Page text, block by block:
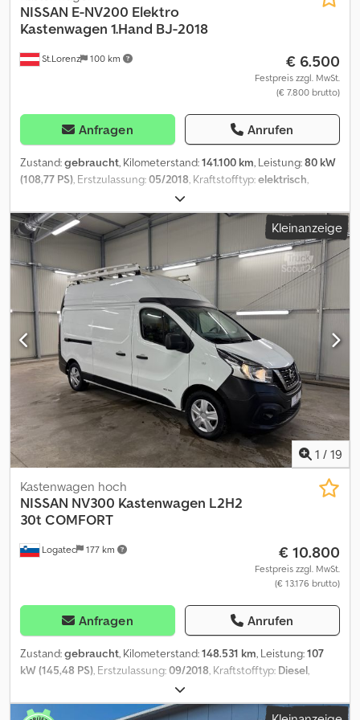
St.Lorenz 100 km
NISSAN E-NV200 Elektro
Kastenwagen 1.Hand BJ-2018
€ 6.500
Festpreis zzgl. MwSt.
(€ 7.800 brutto)
Anfragen Anrufen
Zustand:gebraucht, Kilometerstand:141.100 km, Leistung:80 kW
(108,77 PS), Erstzulassung:05/2018, Kraftstofftyp:elektrisch,
, Farbe:Weiß
Anzahl der Sitzplätze:2, Gesamtlänge:4.560 mm, Gesamtbreite:
1.755 mm, Gesamthöhe:1.850 mm
ABS,
Klimaanlage, Zentralverriegelung
, * NISSAN e-NV200 Elektro
KASTENWAGEN * FIN : VSKHAAME0U0600811 * EG - 1597 KG * NTZ
- 700 KG * GG - 2510 KG * Interne NR : 74 * Alle angaben ohne
Gewähr Chjdpfx Aezn Ex Esndsa * Tippfehler und
Zwischenverkauf vorbehalten * PREIS NETTO
Kleinanzeige
1 / 19
Logatec 177 km
Kastenwagen hoch
NISSAN NV300 Kastenwagen L2H2
30t COMFORT
€ 10.800
Festpreis zzgl. MwSt.
(€ 13.176 brutto)
Anfragen Anrufen
Zustand:gebraucht, Kilometerstand:148.531 km, Leistung:107
kW (145,48 PS), Erstzulassung:09/2018, Kraftstofftyp: Diesel,
, Getriebetyp:
Laderaumvolumen:9 m³, Laderaumlänge:2.950 mm,